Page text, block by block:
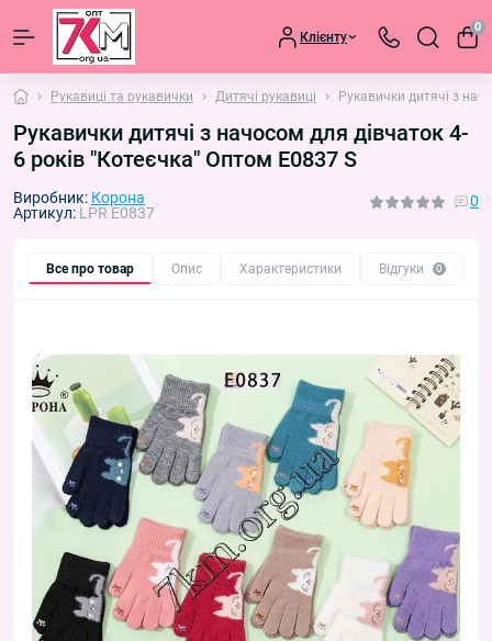
Клієнту
0
Рукавиці та рукавички Дитячі рукавиці Рукавички дитячі з
Рукавички дитячі з начосом для дівчаток 4-
6 років "Котеєчка" Оптом E0837 S
Виробник: Корона
Артикул: LPR E0837
0
Все про товар Опис Характеристики Відгуки 0